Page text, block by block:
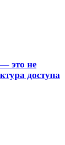
это не
доступа